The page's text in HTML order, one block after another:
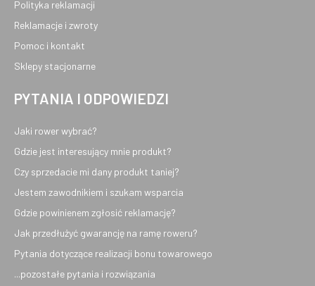
Polityka reklamacji
Reklamacje i zwroty
Pomoc i kontakt
Sklepy stacjonarne
PYTANIA I ODPOWIEDZI
Jaki rower wybrać?
Gdzie jest interesujący mnie produkt?
Czy sprzedacie mi dany produkt taniej?
Jestem zawodnikiem i szukam wsparcia
Gdzie powinienem zgłosić reklamację?
Jak przedłużyć gwarancję na ramę roweru?
Pytania dotyczące realizacji bonu towarowego
...pozostałe pytania i rozwiązania